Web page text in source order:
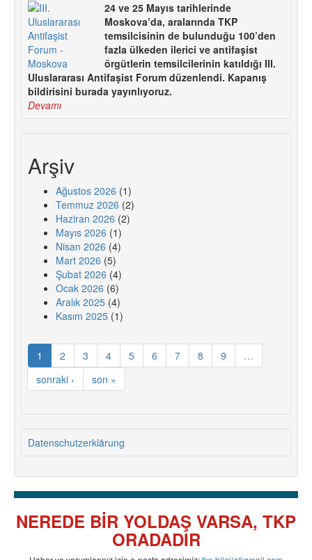
24 ve 25 Mayıs tarihlerinde
Moskova’da, aralarında TKP
temsilcisinin de bulunduğu 100’den
fazla ülkeden ilerici ve antifaşist
örgütlerin temsilcilerinin katıldığı III.
Uluslararası Antifaşist Forum düzenlendi. Kapanış
bildirisini burada yayınlıyoruz.
Devamı
Arşiv
Ağustos 2026 (1)
Temmuz 2026 (2)
Haziran 2026 (2)
Mayıs 2026 (1)
Nisan 2026 (4)
Mart 2026 (5)
Şubat 2026 (4)
Ocak 2026 (6)
Aralık 2025 (4)
Kasım 2025 (1)
1 2 3 4 5 6 7 8 9
…
sonraki ›
son »
Datenschutzerklärung
NEREDE BİR YOLDAŞ VARSA, TKP
ORADADIR